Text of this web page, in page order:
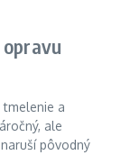
tmelenie a
ale
pôvodný